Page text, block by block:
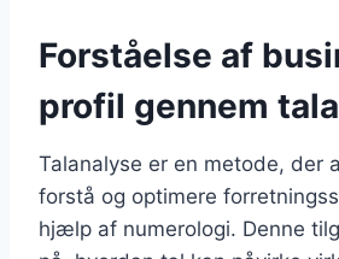
Forståelse af
profil gennem
Talanalyse er en metode, der
forstå og optimere
hjælp af numerologi. Denne